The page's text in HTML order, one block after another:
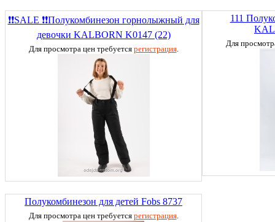
❗❗SALE ❗❗Полукомбинезон горнолыжный для
девочки KALBORN K0147 (22)
Для просмотра цен требуется регистрация.
111
Для
Полукомбинезон для детей Fobs 8737
Для просмотра цен требуется регистрация.